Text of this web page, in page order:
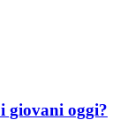
giovani oggi?